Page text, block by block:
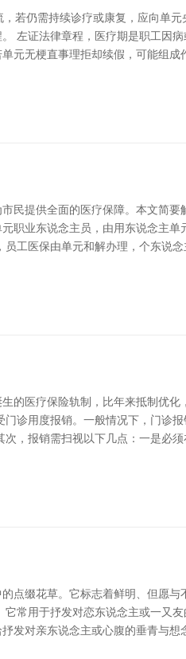
若仍需持续诊疗或康复，应向单
左证法律章程，医疗期是职工因
元无梗直事理拒却续假，可能组
民提供全面的医疗保障。本文简
职业东说念主员，由用东说念主
工医保由单元和解办理，个东说
的医疗保险轨制，比年来抵制优
诊用度报销。一般情况下，门诊
，报销需扫视以下几点：一是必
点缀花草。它标志着鲜明、但愿
常用于抒发对恋东说念主或一又
发对亲东说念主或心腹的垂青与